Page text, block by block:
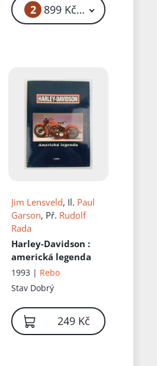
2 899 Kč – 999 Kč
Jim Lensveld, Il. Paul
Garson, Př. Rudolf
Rada
Harley-Davidson :
americká legenda
1993 | Rebo
Stav Dobrý
249 Kč